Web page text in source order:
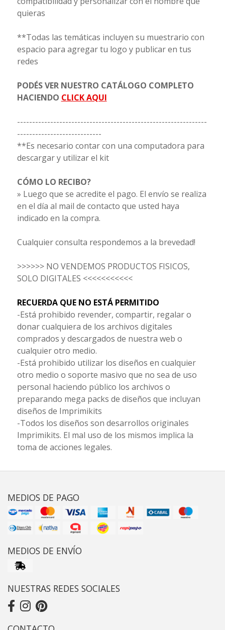
quieras
**Todas las temáticas incluyen su muestrario con
espacio para agregar tu logo y publicar en tus
redes
PODÉS VER NUESTRO CATÁLOGO COMPLETO
HACIENDO CLICK AQUI
---------------------------------------------------------------
----------------------------
**Es necesario contar con una computadora para
descargar y utilizar el kit
CÓMO LO RECIBO?
» Luego que se acredite el pago. El envío se realiza
en el día al mail de contacto que usted haya
indicado en la compra.
Cualquier consulta respondemos a la brevedad!
>>>>>> NO VENDEMOS PRODUCTOS FISICOS,
SOLO DIGITALES <<<<<<<<<<<
RECUERDA QUE NO ESTÁ PERMITIDO
-Está prohibido revender, compartir, regalar o
donar cualquiera de los archivos digitales
comprados y descargados de nuestra web o
cualquier otro medio.
-Está prohibido utilizar los diseños en cualquier
otro medio o soporte masivo que no sea de uso
personal haciendo público los archivos o
preparando mega packs de diseños que incluyan
diseños de Imprimikits
-Todos los diseños son desarrollos originales
Imprimikits. El mal uso de los mismos implica la
toma de acciones legales.
MEDIOS DE PAGO
MEDIOS DE ENVÍO
NUESTRAS REDES SOCIALES